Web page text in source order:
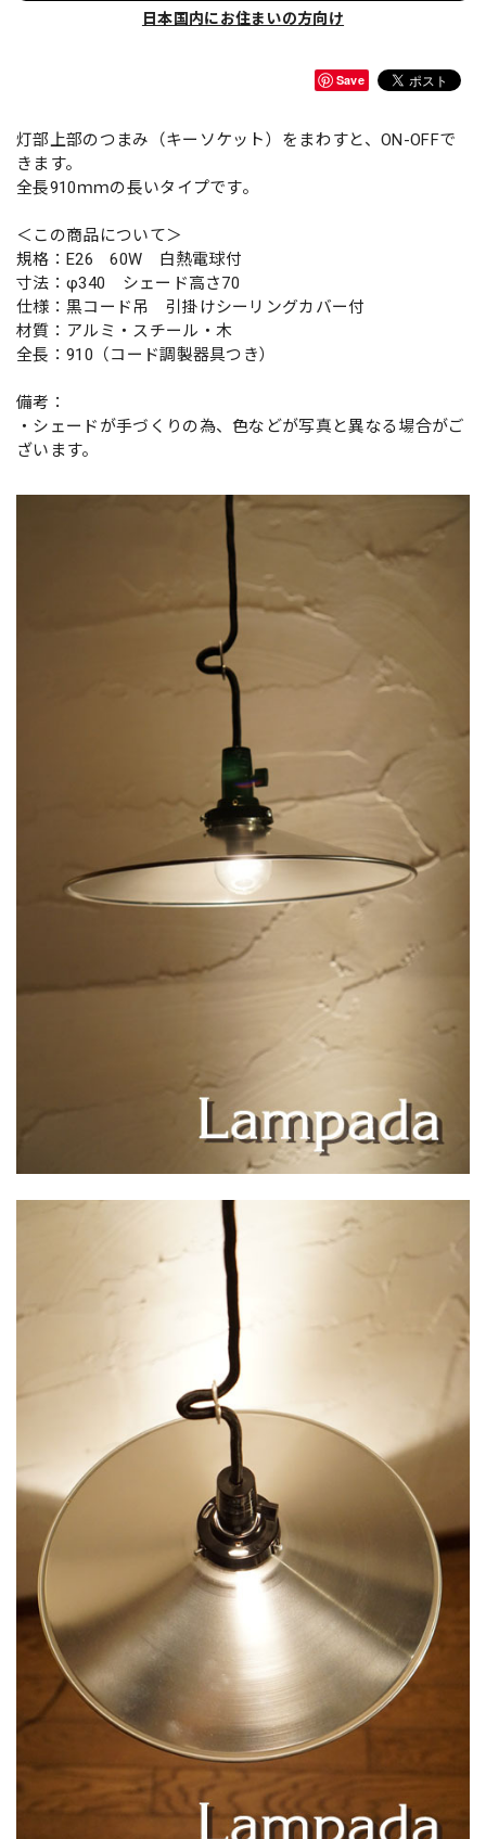
日本国内にお住まいの方向け
Save
灯部上部のつまみ（キーソケット）をまわすと、ON-OFFで
きます。
全長910ｍｍの長いタイプです。
＜この商品について＞
規格：E26 60W 白熱電球付
寸法：φ340 シェード高さ70
仕様：黒コード吊 引掛けシーリングカバー付
材質：アルミ・スチール・木
全長：910（コード調製器具つき）
備考：
・シェードが手づくりの為、色などが写真と異なる場合がご
ざいます。